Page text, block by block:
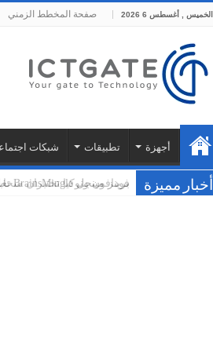
الخميس , أغسطس 6 2026 صفحة المخطط الزمني
أجهزة تطبيقات شبكات
أخبار مميزة فودافون ونوكيا تختبران
الإمارات
في مؤشر جديد على التحول المتسارع نحو